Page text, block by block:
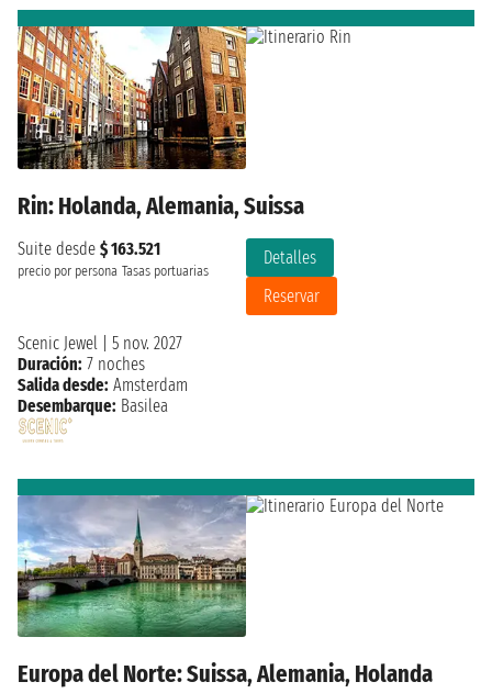
Rin: Holanda, Alemania, Suissa
Suite desde $ 163.521
precio por persona Tasas portuarias
Detalles
Reservar
Scenic Jewel
5 nov. 2027
Duración: 7 noches
Salida desde: Amsterdam
Desembarque: Basilea
Europa del Norte: Suissa, Alemania, Holanda